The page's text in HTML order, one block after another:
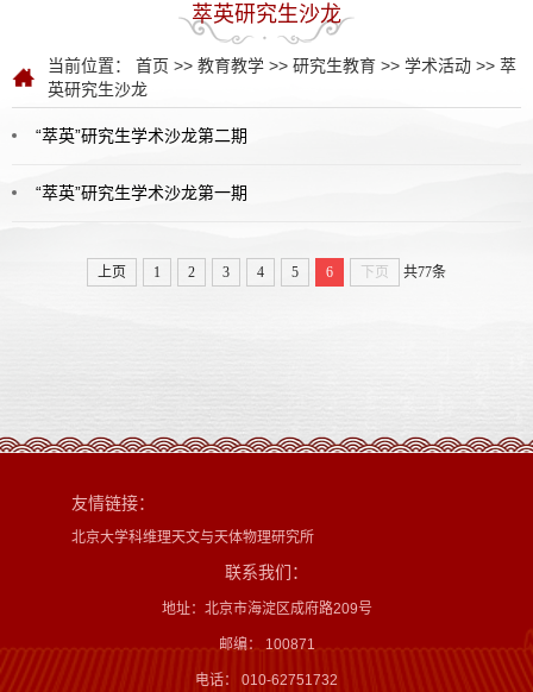
萃英研究生沙龙
当前位置： 首页 >> 教育教学 >> 研究生教育 >> 学术活动 >> 萃
英研究生沙龙
“萃英”研究生学术沙龙第二期
“萃英”研究生学术沙龙第一期
上页 1 2 3 4 5 6 下页 共77条
友情链接：
北京大学科维理天文与天体物理研究所
联系我们：
地址：北京市海淀区成府路209号
邮编： 100871
电话： 010-62751732